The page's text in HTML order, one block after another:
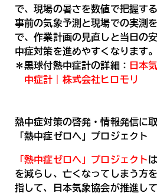
で、現場の暑さを数値で把握す
事前の気象予測と現場での実測
で、作業計画の見直しと当日の
中症対策を進めやすくなります。
＊黒球付熱中症計の詳細： 日本
中症計｜株式会社ヒロモリ
熱中症対策の啓発・情報発信に
「熱中症ゼロへ」プロジェクト
「熱中症ゼロへ」プロジェクト
を減らし、亡くなってしまう方
指して、日本気象協会が推進して